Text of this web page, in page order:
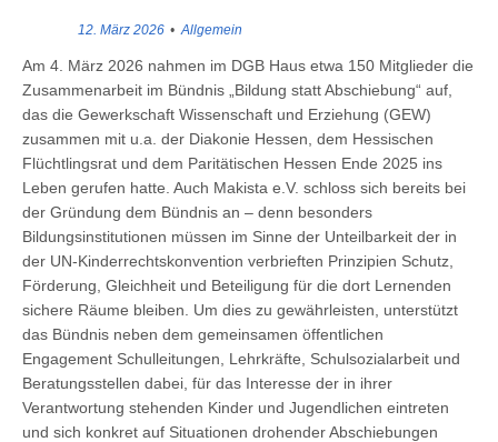
12. März 2026 Allgemein
Am 4. März 2026 nahmen im DGB Haus etwa 150 Mitglieder die
Zusammenarbeit im Bündnis „Bildung statt Abschiebung“ auf,
das die Gewerkschaft Wissenschaft und Erziehung (GEW)
zusammen mit u.a. der Diakonie Hessen, dem Hessischen
Flüchtlingsrat und dem Paritätischen Hessen Ende 2025 ins
Leben gerufen hatte. Auch Makista e.V. schloss sich bereits bei
der Gründung dem Bündnis an – denn besonders
Bildungsinstitutionen müssen im Sinne der Unteilbarkeit der in
der UN-Kinderrechtskonvention verbrieften Prinzipien Schutz,
Förderung, Gleichheit und Beteiligung für die dort Lernenden
sichere Räume bleiben. Um dies zu gewährleisten, unterstützt
das Bündnis neben dem gemeinsamen öffentlichen
Engagement Schulleitungen, Lehrkräfte, Schulsozialarbeit und
Beratungsstellen dabei, für das Interesse der in ihrer
Verantwortung stehenden Kinder und Jugendlichen eintreten
und sich konkret auf Situationen drohender Abschiebungen